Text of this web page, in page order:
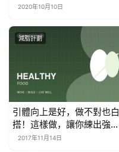
2020年10月10日
減脂計劃
引體向上是好，做不對也白
搭！這樣做，讓你練出強壯
的背闊肌
2017年11月14日